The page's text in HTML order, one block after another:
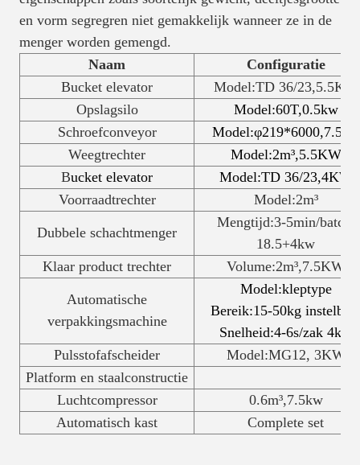
en vorm segregren niet gemakkelijk wanneer ze in de
menger worden gemengd.
Naam
Configuratie
Bucket elevator
Model:TD 36/23,5.5KW
Opslagsilo
Model:60T,0.5kw
Schroefconveyor
Model:φ219*6000,7.5kw
Weegtrechter
Model:2m³,5.5KW
Bucket elevator
Model:TD 36/23,4KW
Voorraadtrechter
Model:2m³
Dubbele schachtmenger
Mengtijd:3-5min/batch,
18.5+4kw
Klaar product trechter
Volume:2m³,7.5KW
Automatische
verpakkingsmachine
Model:kleptype
Bereik:15-50kg
Snelheid:4-6s/zak 4kw
Pulsstofafscheider
Model:MG12, 3KW
Platform en staalconstructie
Luchtcompressor
0.6m³,7.5kw
Automatisch kast
Complete set